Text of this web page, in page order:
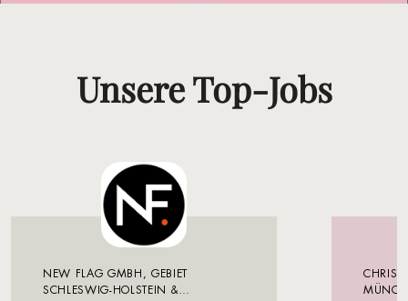
Unsere Top-Jobs
NEW FLAG GMBH, GEBIET
SCHLESWIG-HOLSTEIN &